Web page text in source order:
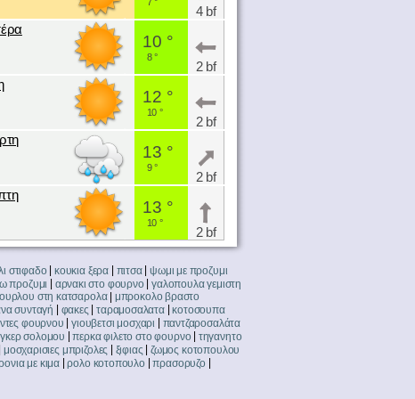
4 bf
10 °
8 °
2 bf
12 °
10 °
2 bf
13 °
9 °
2 bf
13 °
10 °
2 bf
στιφαδο |κουκια ξερα πιτσα|ψωμι με προζυμι
προζυμι | αρνακι στο φουρνο |γαλοπουλα γεμιστη
στη κατσαρολα| μπροκολο βραστο
συνταγή φακες |ταραμοσαλατα|κοτοσουπα
φουρνου |γιουβετσι μοσχαρι
παντζαροσαλάτα
σολομου |περκα φιλετο στο φουρνο
τηγανητο
μοσχαρισιες μπριζολες ξιφιας |ζωμος κοτοπουλου
με κιμα |ρολο κοτοπουλο |πρασορυζο |